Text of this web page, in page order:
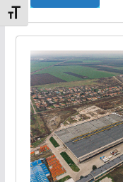
Betűméret váltása